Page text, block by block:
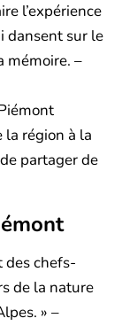
l’expérience
dansent sur le
mémoire. –
la région à la
partager de
des chefs-
de la nature
» –